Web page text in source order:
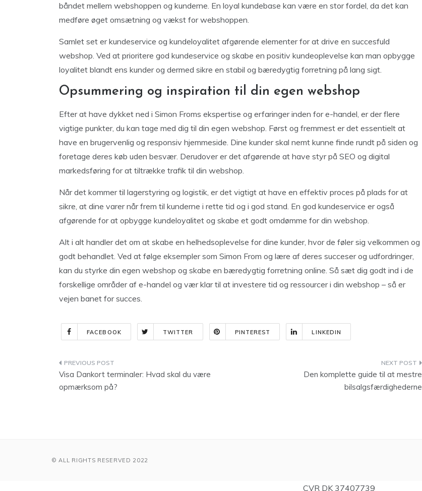
båndet mellem webshoppen og kunderne. En loyal kundebase kan være en stor fordel, da det kan
medføre øget omsætning og vækst for webshoppen.
Samlet set er kundeservice og kundeloyalitet afgørende elementer for at drive en succesfuld
webshop. Ved at prioritere god kundeservice og skabe en positiv kundeoplevelse kan man opbygge
loyalitet blandt ens kunder og dermed sikre en stabil og bæredygtig forretning på lang sigt.
Opsummering og inspiration til din egen webshop
Efter at have dykket ned i Simon Froms ekspertise og erfaringer inden for e-handel, er der flere
vigtige punkter, du kan tage med dig til din egen webshop. Først og fremmest er det essentielt at
have en brugervenlig og responsiv hjemmeside. Dine kunder skal nemt kunne finde rundt på siden og
foretage deres køb uden besvær. Derudover er det afgørende at have styr på SEO og digital
markedsføring for at tiltrække trafik til din webshop.
Når det kommer til lagerstyring og logistik, er det vigtigt at have en effektiv proces på plads for at
sikre, at dine varer når frem til kunderne i rette tid og i god stand. En god kundeservice er også
afgørende for at opbygge kundeloyalitet og skabe et godt omdømme for din webshop.
Alt i alt handler det om at skabe en helhedsoplevelse for dine kunder, hvor de føler sig velkommen og
godt behandlet. Ved at følge eksempler som Simon From og lære af deres succeser og udfordringer,
kan du styrke din egen webshop og skabe en bæredygtig forretning online. Så sæt dig godt ind i de
forskellige områder af e-handel og vær klar til at investere tid og ressourcer i din webshop – så er
vejen banet for succes.
FACEBOOK TWITTER PINTEREST LINKEDIN
Indlægsnavigation
Visa Dankort terminaler: Hvad skal du være
opmærksom på?
Den komplette guide til at mestre
bilsalgsfærdighederne
© ALL RIGHTS RESERVED 2022
CVR DK 37407739